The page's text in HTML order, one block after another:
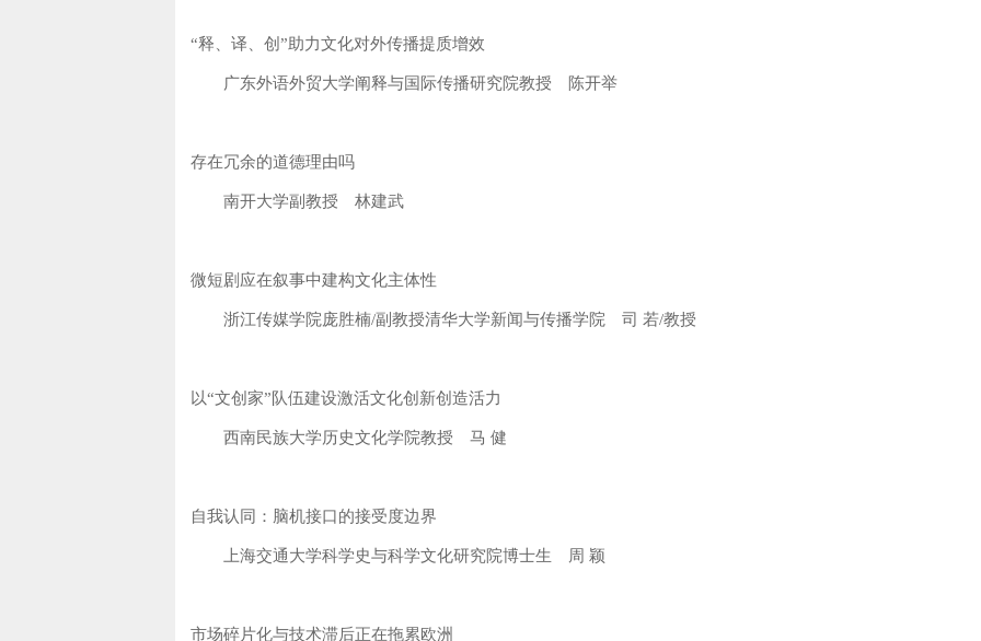
“释、译、创”助力文化对外传播提质增效
广东外语外贸大学阐释与国际传播研究院教授 陈开举
存在冗余的道德理由吗
南开大学副教授 林建武
微短剧应在叙事中建构文化主体性
浙江传媒学院庞胜楠/副教授清华大学新闻与传播学院 司 若/教授
以“文创家”队伍建设激活文化创新创造活力
西南民族大学历史文化学院教授 马 健
自我认同：脑机接口的接受度边界
上海交通大学科学史与科学文化研究院博士生 周 颖
市场碎片化与技术滞后正在拖累欧洲